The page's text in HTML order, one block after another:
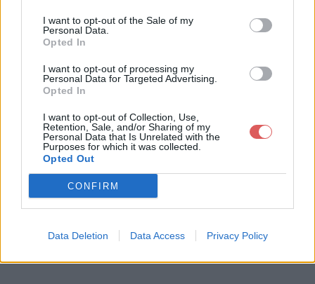
I want to opt-out of the Sale of my
Personal Data.
Opted In
I want to opt-out of processing my
Personal Data for Targeted Advertising.
Opted In
I want to opt-out of Collection, Use,
Retention, Sale, and/or Sharing of my
Personal Data that Is Unrelated with the
Purposes for which it was collected.
Opted Out
CONFIRM
Data Deletion Data Access Privacy Policy
Télécharger le fichier Nouveau P
résentation OpenDocument.odp
Télécharger Nouveau Présentatio
n OpenDocument.odp
Télécharger le fichier (9 Ko)